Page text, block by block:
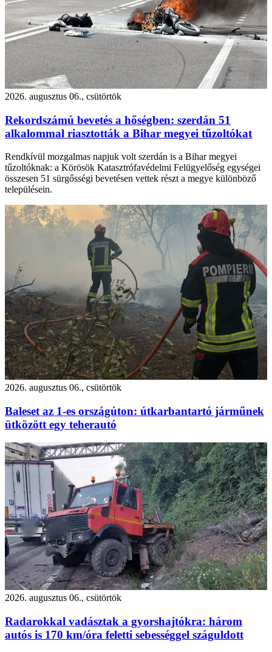
2026. augusztus 06., csütörtök
Rekordszámú bevetés a hőségben: szerdán 51
alkalommal riasztották a Bihar megyei tűzoltókat
Rendkívül mozgalmas napjuk volt szerdán is a Bihar megyei
tűzoltóknak: a Körösök Katasztrófavédelmi Felügyelőség egységei
összesen 51 sürgősségi bevetésen vettek részt a megye különböző
településein.
2026. augusztus 06., csütörtök
Baleset az 1-es országúton: útkarbantartó járműnek
ütközött egy teherautó
2026. augusztus 06., csütörtök
Radarokkal vadásztak a gyorshajtókra: három
autós is 170 km/óra feletti sebességgel száguldott